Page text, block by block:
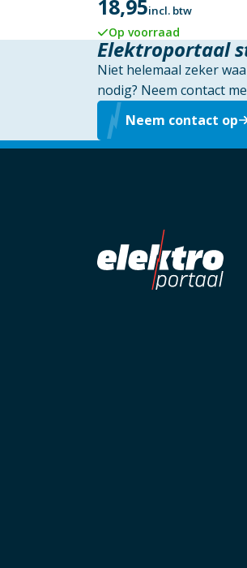
18,95incl. btw
Op voorraad
Elektroportaal
Niet helemaal zeker
nodig? Neem contact
Neem contact op